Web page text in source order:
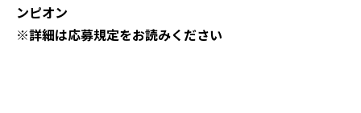
ンピオン
※詳細は応募規定をお読みください